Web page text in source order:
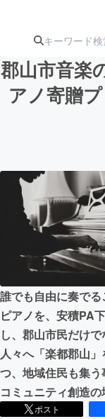
アート
テクノ
映像・
ビジネ
まちづ
CAMPFIRE
CAMPFIRE
郡山市音楽
アノ寄贈
誰でも自由に奏で
ピアノを、安積PA
し、郡山市民だけ
人々へ「楽都郡山
つ、地域住民も集う
コミュニティ創造の
ポスト